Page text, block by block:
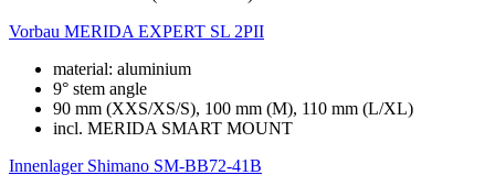
Vorbau MERIDA EXPERT SL 2PII
material: aluminium
9° stem angle
90 mm (XXS/XS/S), 100 mm (M), 110 mm (L/XL)
incl. MERIDA SMART MOUNT
Innenlager Shimano SM-BB72-41B